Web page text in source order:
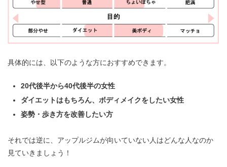
具体的には、以下のような方におすすめできます。
20代後半から40代後半の女性
ダイエットはもちろん、ボディメイクをしたい女性
姿勢・歩き方を改善したい方
それでは逆に、アップルジムが向いていない人はどんな人なのか
見ていきましょう！